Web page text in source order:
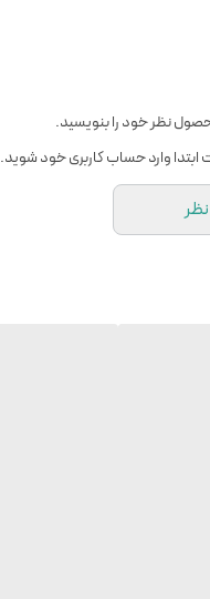
ارسال بر مبنای موجودی
نظر خود را بنویسید.
ابتدا وارد حساب کاربری خود شوید.